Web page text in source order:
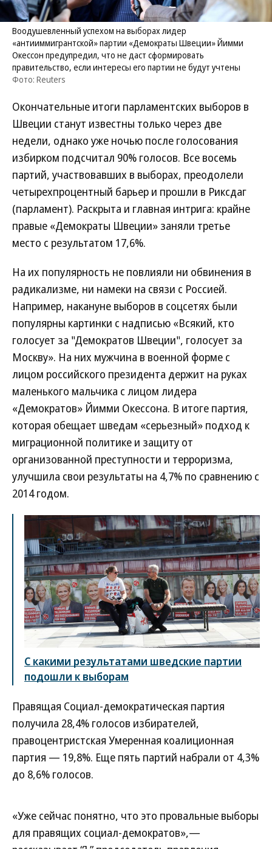
Воодушевленный успехом на выборах лидер
«антииммигрантской» партии «Демократы Швеции» Йимми
Окессон предупредил, что не даст сформировать
правительство, если интересы его партии не будут учтены
Фото: Reuters
Окончательные итоги парламентских выборов в
Швеции станут известны только через две
недели, однако уже ночью после голосования
избирком подсчитал 90% голосов. Все восемь
партий, участвовавших в выборах, преодолели
четырехпроцентный барьер и прошли в Риксдаг
(парламент). Раскрыта и главная интрига: крайне
правые «Демократы Швеции» заняли третье
место с результатом 17,6%.
На их популярность не повлияли ни обвинения в
радикализме, ни намеки на связи с Россией.
Например, накануне выборов в соцсетях были
популярны картинки с надписью «Всякий, кто
голосует за "Демократов Швеции", голосует за
Москву». На них мужчина в военной форме с
лицом российского президента держит на руках
маленького мальчика с лицом лидера
«Демократов» Йимми Окессона. В итоге партия,
которая обещает шведам «серьезный» подход к
миграционной политике и защиту от
организованной преступности и терроризма,
улучшила свои результаты на 4,7% по сравнению с
2014 годом.
С какими результатами шведские партии
подошли к выборам
Правящая Социал-демократическая партия
получила 28,4% голосов избирателей,
правоцентристская Умеренная коалиционная
партия — 19,8%. Еще пять партий набрали от 4,3%
до 8,6% голосов.
«Уже сейчас понятно, что это провальные выборы
для правящих социал-демократов»,—